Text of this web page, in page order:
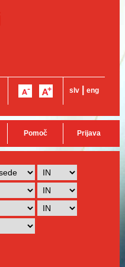
slv eng
Pomoč Prijava